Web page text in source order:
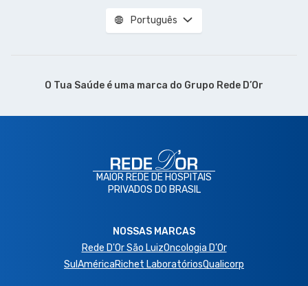
Português
O Tua Saúde é uma marca do Grupo Rede D’Or
MAIOR REDE DE HOSPITAIS
PRIVADOS DO BRASIL
NOSSAS MARCAS
Rede D'Or São LuizOncologia D’Or
SulAméricaRichet LaboratóriosQualicorp